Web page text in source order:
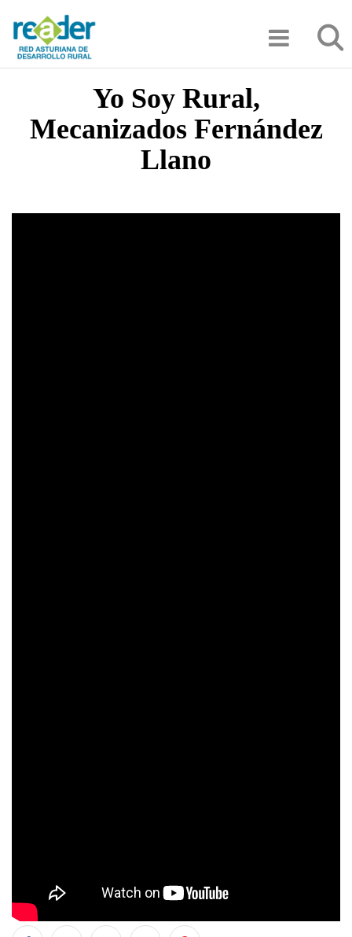
contenido
principal
Yo Soy Rural,
Mecanizados Fernández
Llano